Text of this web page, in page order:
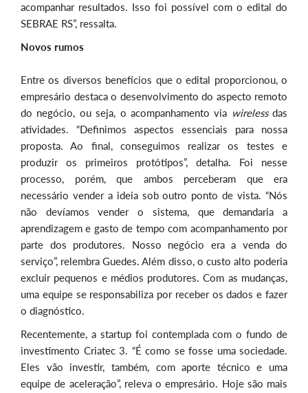
acompanhar resultados. Isso foi possível com o edital do
SEBRAE RS”, ressalta.
Novos rumos
Entre os diversos benefícios que o edital proporcionou, o
empresário destaca o desenvolvimento do aspecto remoto
do negócio, ou seja, o acompanhamento via wirelessdas
atividades. “Definimos aspectos essenciais para nossa
proposta. Ao final, conseguimos realizar os testes e
produzir os primeiros protótipos”, detalha. Foi nesse
processo, porém, que ambos perceberam que era
necessário vender a ideia sob outro ponto de vista. “Nós
não devíamos vender o sistema, que demandaria a
aprendizagem e gasto de tempo com acompanhamento por
parte dos produtores. Nosso negócio era a venda do
serviço”, relembra Guedes. Além disso, o custo alto poderia
excluir pequenos e médios produtores. Com as mudanças,
uma equipe se responsabiliza por receber os dados e fazer
o diagnóstico.
Recentemente, a startup foi contemplada com o fundo de
investimento Criatec 3. “É como se fosse uma sociedade.
Eles vão investir, também, com aporte técnico e uma
equipe de aceleração”, releva o empresário. Hoje são mais